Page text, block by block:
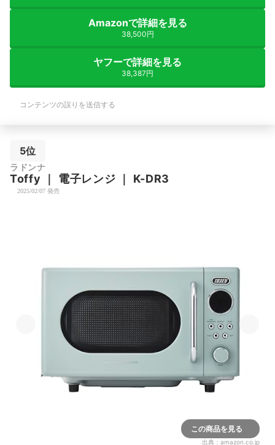
Amazonで詳細を見る
38,500円
ヤフーで詳細を見る
38,387円
コンテンツの誤りを送信する
5位
ラドンナ
Toffy ｜ 電子レンジ ｜ K-DR3
2025/02/07 発売
この商品を見る
出典： amazon.co.jp